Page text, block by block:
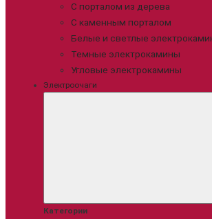
С порталом из дерева
С каменным порталом
Белые и светлые
Темные электрокамины
Угловые электрокамины
Электроочаги
Категории